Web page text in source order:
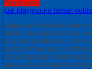
Paling Laris
jual playground taman
playground edukasi anak
bahan dari pipa besi dan
m aneka permainan :
spiral, terowongan,
bisa langsung mengubungi
jawa, untuk pengiriman